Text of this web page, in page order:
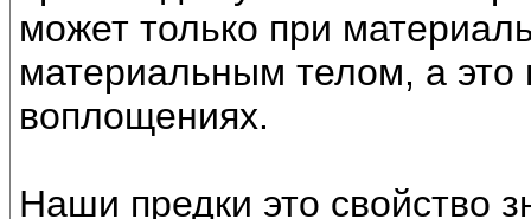
может только при
материальным телом, а
воплощениях.
Наши предки это свойство